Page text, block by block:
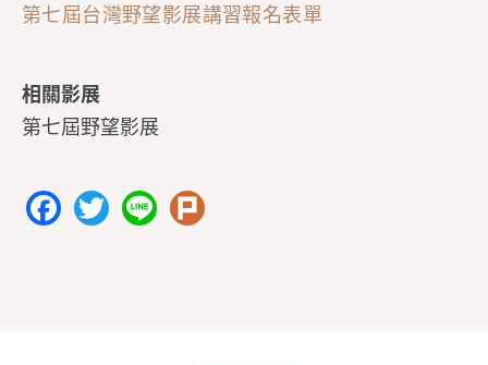
第七屆台灣野望影展講習報名表單
相關影展
第七屆野望影展
F
a
T
w
Li
n